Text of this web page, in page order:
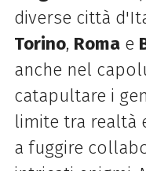
diverse città
Torino, Romae
anche nel
catapultare i
limite tra realtà
a fuggire